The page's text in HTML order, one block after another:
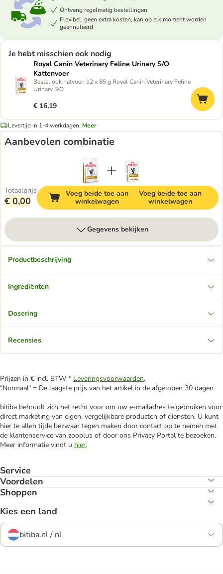
Ontvang regelmatig bestellingen
Flexibel, geen extra kosten, kan op elk moment worden
geannuleerd
Je hebt misschien ook nodig
Royal Canin Veterinary Feline Urinary S/O
Kattenvoer
Bestel ook natvoer: 12 x 85 g Royal Canin Veterinary Feline
Urinary S/O
€ 16,19
Levertijd in 1-4 werkdagen. Meer
Aanbevolen combinatie
Totaalprijs
€ 0,00
Voeg beide toe aan
winkelwagen
Voeg beide toe aan
winkelwagen
Gegevens bekijken
Productbeschrijving
Ingrediënten
Dosering
Recensies
Prijzen in € incl. BTW * Leveringsvoorwaarden.
"Normaal" = De laagste prijs van het artikel in de afgelopen 30 dagen.
bitiba behoudt zich het recht voor om uw e-mailadres te gebruiken voor
direct marketing van eigen, vergelijkbare producten of diensten. U kunt
hier te allen tijde bezwaar tegen maken door contact op te nemen met
de klantenservice van zooplus of door ons Privacy Portal te bezoeken.
Meer informatie vindt u hier.
Service
Voordelen
Shoppen
Kies een land
bitiba.nl / nl